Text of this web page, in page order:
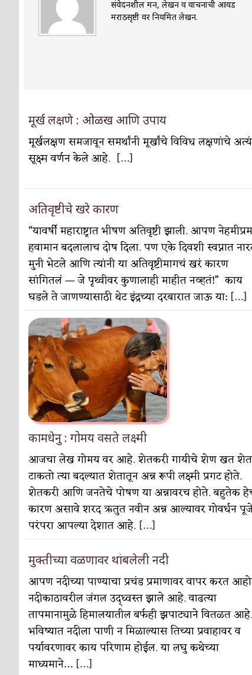
पाटलाची विहीर कविता-गझल-चारोळी-वात्रटिका
कविता-गझल-
कसं हुईन तं हू माय…
काळजाचे प्रेत कविता-गझल-चारोळी-वात्रटिका
चमकदार चांदी
डेंग्यू: ताप उतरला म्हणजे धोका टळला असे नाही!
४ जुलै – इतिहासात घडलेल्या महत्त्वाच्या घटना
सुवर्ण – झळाळी अर्थ-वाणिज्य
‘अर्थ’पूर्ण हास्य
अपूर्ण कथा कथा
बुडीच खटलं – संयुक्त कुटुंब का गरजेचं?
संवेदनशील मन, लेखन व वाचनाची आवड
मराठीसृष्टी वर नियमित लेखन.
मूर्ख लक्षणे : ओळख आणि उपाय
मूर्खलक्षण समजावून समर्थांनी मूर्खांचे विविध लक्षणांचे
सूक्ष्म वर्णन केले आहे. […]
अतिवृष्टीचे खरे कारण
“यावर्षी महाराष्ट्रात भीषण अतिवृष्टी झाली. आपण
हवामान बदलालाच दोष दिला. पण एके दिवशी स्वप्नात
मुनी भेटले आणि त्यांनी या अतिवृष्टीमागचं खरं कारण
सांगितलं — जे पृथ्वीवर कुणालाही माहीत नव्हतं!” काय
घडले ते जाणण्यासाठी थेट इंद्रच्या दरबारात जाऊ या: […]
कामधेनु : गोमय वसते लक्ष्मी
आजचा लेख गोमय वर आहे. शेतकरी गायीचे शेण खत
टाकतो त्या बदल्यात शेतातून अन्न रूपी लक्ष्मी प्रगट होते.
शेतकरी आणि जनतेचे पोषण या अन्नावरच होते. बहुतेक
कारण असावे शरद ऋतुत नवीन अन्न आल्यावर गोवर्धन
परंपरा आपल्या देशात आहे. […]
मुक्तीच्या वळणावर थांबलेली नदी
आपण नदीच्या पाण्याचा प्रचंड प्रमाणावर वापर करत
नदीकाठावरील जंगल उद्ध्वस्त झाले आहे. वाढत्या
तापमानामुळे हिमालयातील बर्फही झपाट्याने वितळत आहे.
भविष्यात नदीला पाणी न मिळाल्यास तिच्या प्रवाहावर व
पर्यावरणावर काय परिणाम होईल. या लघु कथेच्या
माध्यमाने… […]